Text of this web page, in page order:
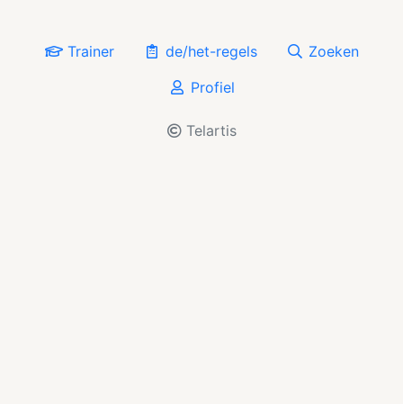
Trainer de/het-regels
Zoeken
Profiel
Telartis